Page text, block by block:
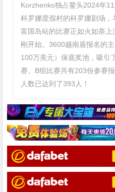
Korzhenko独占鳌头2024年
科罗娜度假村的科罗娜剧场
富国岛站的比赛正如火如荼
刚开始。3600越南盾报名的
100万美元）保底奖池，吸引
赛。B组比赛共有203份参赛
人数已达到了393人！